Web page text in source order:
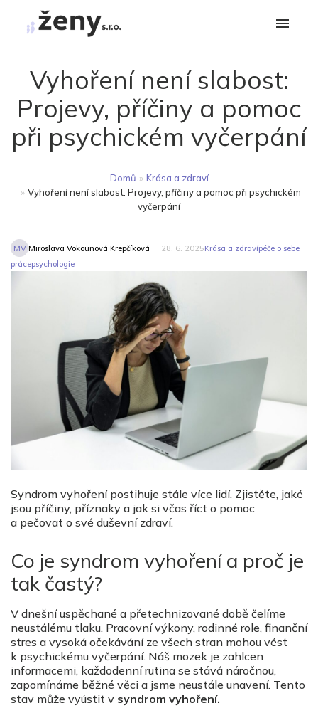
Vyhoření není slabost:
Projevy, příčiny a pomoc
při psychickém vyčerpání
Domů » Krása a zdraví
» Vyhoření není slabost: Projevy, příčiny a pomoc při psychickém
vyčerpání
MV Miroslava Vokounová Krepčíková 28. 6. 2025Krása a zdravípéče o sebe
prácepsychologie
Syndrom vyhoření postihuje stále více lidí. Zjistěte, jaké
jsou příčiny, příznaky a jak si včas říct o pomoc
a pečovat o své duševní zdraví.
Co je syndrom vyhoření a proč je
tak častý?
V dnešní uspěchané a přetechnizované době čelíme
neustálému tlaku. Pracovní výkony, rodinné role, finanční
stres a vysoká očekávání ze všech stran mohou vést
k psychickému vyčerpání. Náš mozek je zahlcen
informacemi, každodenní rutina se stává náročnou,
zapomínáme běžné věci a jsme neustále unavení. Tento
stav může vyústit v syndrom vyhoření.